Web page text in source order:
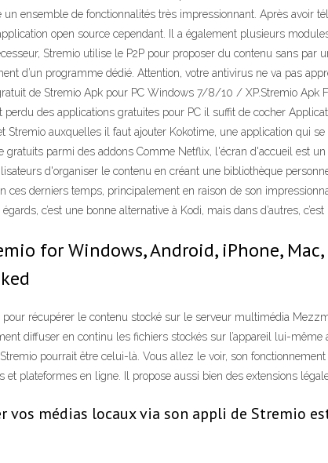
ensemble de fonctionnalités très impressionnant. Après avoir
open source cependant. Il a également plusieurs
Stremio utilise le P2P pour proposer du contenu sans par
d’un programme dédié. Attention, votre antivirus ne va pas
de Stremio Apk pour PC Windows 7/8/10 / XP.Stremio Apk
des applications gratuites pour PC il suffit de cocher
auxquelles il faut ajouter Kokotime, une application qui
parmi des addons Comme Netflix, l'écran d'accueil est
d'organiser le contenu en créant une bibliothèque
ces derniers temps, principalement en raison de son
c’est une bonne alternative à Kodi, mais dans d’autres,
for Windows, Android, iPhone,
pour récupérer le contenu stocké sur le serveur multimédia
diffuser en continu les fichiers stockés sur l’appareil lui-même
pourrait être celui-là. Vous allez le voir, son
plateformes en ligne. Il propose aussi bien des extensions
médias locaux via son appli de Stremio